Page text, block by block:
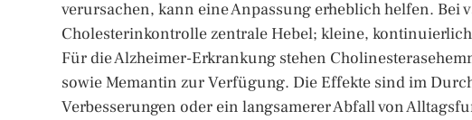
verursachen, kann eine Anpassung erheblich helfen.
Cholesterinkontrolle zentrale Hebel; kleine,
Für die Alzheimer-Erkrankung stehen
sowie Memantin zur Verfügung. Die Effekte sind im
Verbesserungen oder ein langsamerer Abfall von